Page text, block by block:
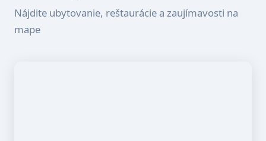
Nájdite ubytovanie, reštaurácie a zaujímavosti na
mape